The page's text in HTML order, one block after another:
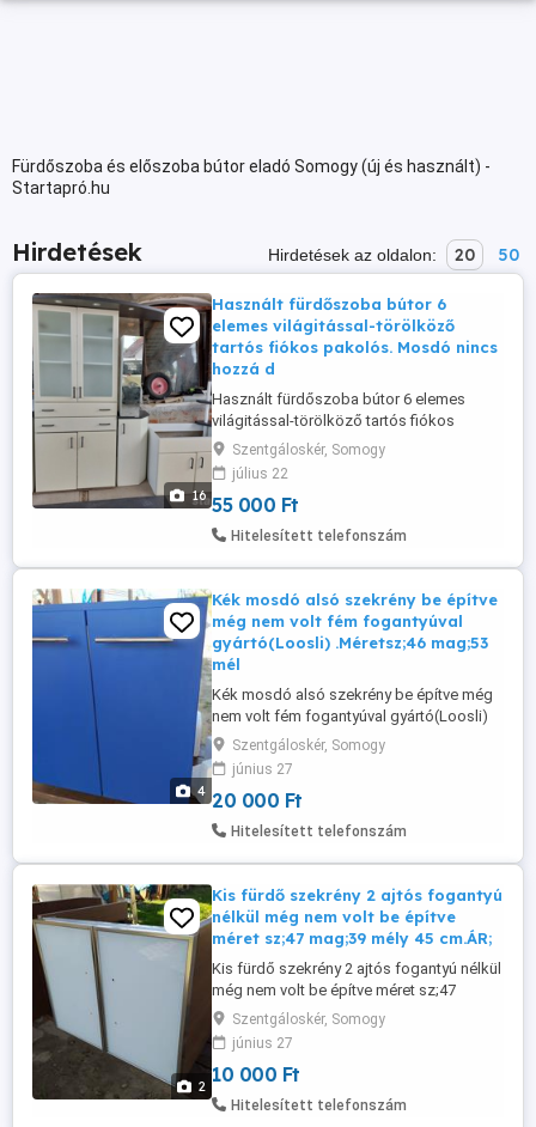
Fürdőszoba és előszoba bútor eladó Somogy (új és használt) -
Startapró.hu
Hirdetések Hirdetések az oldalon: 20 50
16
Használt fürdőszoba bútor 6
elemes világitással-törölköző
tartós fiókos pakolós. Mosdó nincs
hozzá d
Használt fürdőszoba bútor 6 elemes
világitással-törölköző tartós fiókos
pakolós. Mosdó nincs hozzá de igén
szerint tudok adni újat. Méretek. balról
nézve. Szél-mag-mély. Tükrös 2 db.20 x
80 x 20 cm. Alul 30 x 77 x 31 Magas 80 x
180x31. Alul 33 x 77 x 31.. Mosdós 80 x 60
Szentgáloskér, Somogy
július 22
55 000 Ft
Hitelesített telefonszám
4
Kék mosdó alsó szekrény be építve
még nem volt fém fogantyúval
gyártó(Loosli) .Méretsz;46 mag;53
mél
Kék mosdó alsó szekrény be építve még
nem volt fém fogantyúval gyártó(Loosli)
.Méretsz;46 mag;53 mély;40 cm,2 db van
egyben 20 ezer ft/db.
Szentgáloskér, Somogy
június 27
20 000 Ft
Hitelesített telefonszám
2
Kis fürdő szekrény 2 ajtós fogantyú
nélkül még nem volt be építve
méret sz;47 mag;39 mély 45 cm.ÁR;
Kis fürdő szekrény 2 ajtós fogantyú nélkül
még nem volt be építve méret sz;47
mag;39 mély 45 cm.ÁR;10 ezer ft.
Szentgáloskér, Somogy
június 27
10 000 Ft
Hitelesített telefonszám